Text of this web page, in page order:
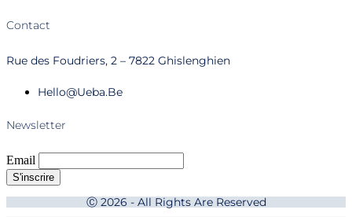
Contact
Rue des Foudriers, 2 – 7822 Ghislenghien
Hello@ueba.be
Newsletter
Email
Ⓒ 2026 - All Rights Are Reserved